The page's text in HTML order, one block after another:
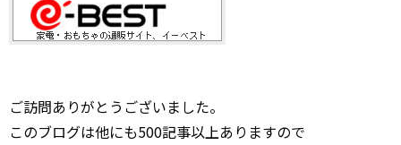
ご訪問ありがとうございました。
このブログは他にも500記事以上ありますので